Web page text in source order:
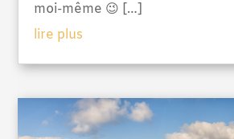
moi-même 😉 […]
lire plus